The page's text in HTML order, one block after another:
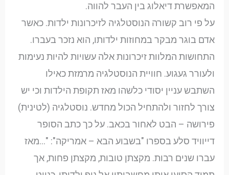
המאפשרת דיאלוג בין העבר להווה.
על פי רוב קשורה הנוסטלגיה לזיכרונות ילדות. כאשר
אדם בוגר מבקר במחוזות ילדותו, הוא נזכר בעברו.
התחושות המלוות זיכרונות אלה עשויות להיות נעימות
ולעורר געגוע. חוויית הנוסטלגיה מרמזת כאילו
השתבש עניין יסודי כלשהו מאז תקופת הילדות וכי יש
צורך לחזור ולהתחיל הכול מחדש. נוסטלגיה (לטינית)
פירושה – הבט לאחור בכאב. על כך כתב הסופר
דייוויד סלע בספרו "בשבוע הבא – אמריקה": "…מאז
עברו שנים רבות. מקצתן טובות, מקצתן פחות, אך